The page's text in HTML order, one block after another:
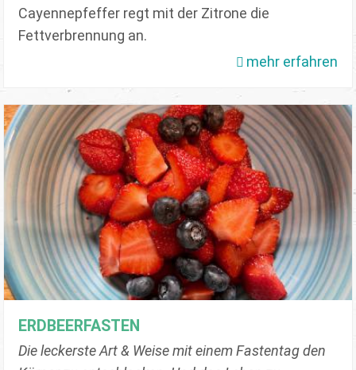
Cayennepfeffer regt mit der Zitrone die
Fettverbrennung an.
mehr erfahren
ERDBEERFASTEN
Die leckerste Art & Weise mit einem Fastentag den